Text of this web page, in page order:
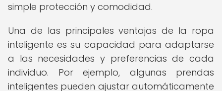
simple protección y comodidad.
Una de las principales ventajas de la ropa
inteligente es su capacidad para adaptarse
a las necesidades y preferencias de cada
individuo. Por ejemplo, algunas prendas
inteligentes pueden ajustar automáticamente